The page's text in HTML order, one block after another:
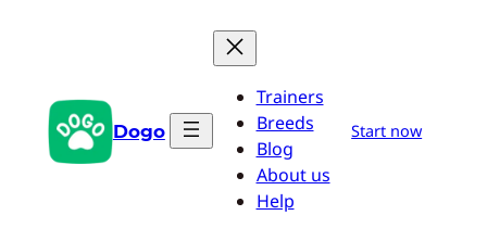
conteúdo Dogo
Trainers
Breeds
Blog
About us
Help
Start now